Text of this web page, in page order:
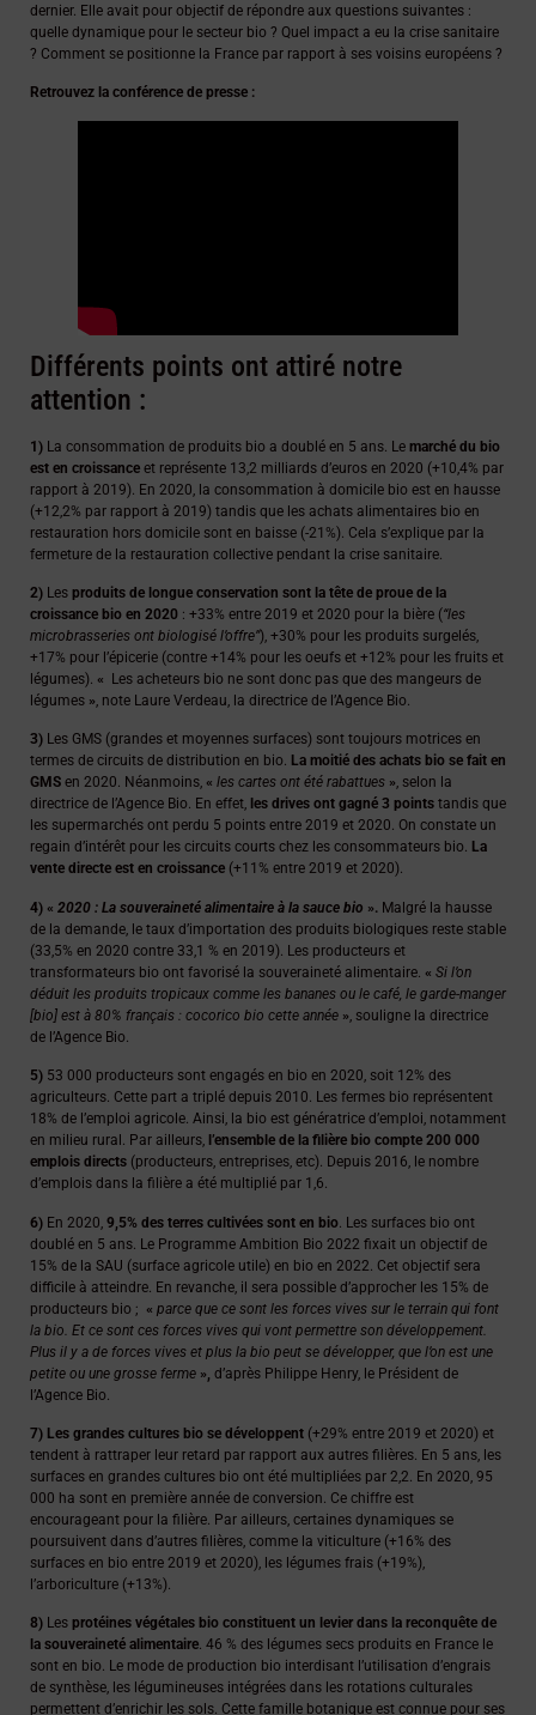
dernier. Elle avait pour objectif de répondre aux questions suivantes :
quelle dynamique pour le secteur bio ? Quel impact a eu la crise sanitaire
? Comment se positionne la France par rapport à ses voisins européens ?
Retrouvez la conférence de presse :
Différents points ont attiré notre
attention :
1) La consommation de produits bio a doublé en 5 ans. Le marché du bio
est en croissance et représente 13,2 milliards d’euros en 2020 (+10,4% par
rapport à 2019). En 2020, la consommation à domicile bio est en hausse
(+12,2% par rapport à 2019) tandis que les achats alimentaires bio en
restauration hors domicile sont en baisse (-21%). Cela s’explique par la
fermeture de la restauration collective pendant la crise sanitaire.
2) Les produits de longue conservation sont la tête de proue de la
croissance bio en 2020 : +33% entre 2019 et 2020 pour la bière (“les
microbrasseries ont biologisé l’offre”), +30% pour les produits surgelés,
+17% pour l’épicerie (contre +14% pour les oeufs et +12% pour les fruits et
légumes). «
Les acheteurs bio ne sont donc pas que des mangeurs de
légumes », note Laure Verdeau, la directrice de l’Agence Bio.
3) Les GMS (grandes et moyennes surfaces) sont toujours motrices en
termes de circuits de distribution en bio. La moitié des achats bio se fait en
GMS en 2020. Néanmoins, « les cartes ont été rabattues », selon la
directrice de l’Agence Bio. En effet, les drives ont gagné 3 points tandis que
les supermarchés ont perdu 5 points entre 2019 et 2020. On constate un
regain d’intérêt pour les circuits courts chez les consommateurs bio. La
vente directe est en croissance (+11% entre 2019 et 2020).
4) « 2020 : La souveraineté alimentaire à la sauce bio ». Malgré la hausse
de la demande, le taux d’importation des produits biologiques reste stable
(33,5% en 2020 contre 33,1 % en 2019). Les producteurs et
transformateurs bio ont favorisé la souveraineté alimentaire. « Si l’on
déduit les produits tropicaux comme les bananes ou le café, le garde-manger
[bio] est à 80% français : cocorico bio cette année » , souligne la directrice
de l’Agence Bio.
5) 53 000 producteurs sont engagés en bio en 2020, soit 12% des
agriculteurs. Cette part a triplé depuis 2010. Les fermes bio représentent
18% de l’emploi agricole. Ainsi, la bio est génératrice d’emploi, notamment
en milieu rural. Par ailleurs, l’ensemble de la filière bio compte 200 000
emplois directs (producteurs, entreprises, etc). Depuis 2016, le nombre
d’emplois dans la filière a été multiplié par 1,6.
6) En 2020, 9,5% des terres cultivées sont en bio . Les surfaces bio ont
doublé en 5 ans. Le Programme Ambition Bio 2022 fixait un objectif de
15% de la SAU (surface agricole utile) en bio en 2022. Cet objectif sera
difficile à atteindre. En revanche, il sera possible d’approcher les 15% de
producteurs bio ; « parce que ce sont les forces vives sur le terrain qui font
la bio. Et ce sont ces forces vives qui vont permettre son développement.
Plus il y a de forces vives et plus la bio peut se développer, que l’on est une
petite ou une grosse ferme », d’après Philippe Henry, le Président de
l’Agence Bio.
7) Les grandes cultures bio se développent (+29% entre 2019 et 2020) et
tendent à rattraper leur retard par rapport aux autres filières. En 5 ans, les
surfaces en grandes cultures bio ont été multipliées par 2,2. En 2020, 95
000 ha sont en première année de conversion. Ce chiffre est
encourageant pour la filière. Par ailleurs, certaines dynamiques se
poursuivent dans d’autres filières, comme la viticulture (+16% des
surfaces en bio entre 2019 et 2020), les légumes frais (+19%),
l’arboriculture (+13%).
8) Les protéines végétales bio constituent un levier dans la reconquête de
la souveraineté alimentaire. 46 % des légumes secs produits en France le
sont en bio. Le mode de production bio interdisant l’utilisation d’engrais
de synthèse, les légumineuses intégrées dans les rotations culturales
permettent d’enrichir les sols. Cette famille botanique est connue pour ses